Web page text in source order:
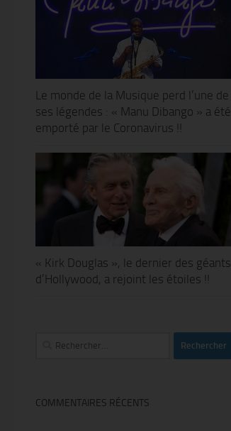
Le monde de la Musique perd l’une de
ses légendes : « Manu Dibango » a été
emporté par le Coronavirus !!
« Kirk Douglas », le dernier des géants
d’Hollywood, a rejoint les étoiles !!
Rechercher :
COMMENTAIRES RÉCENTS